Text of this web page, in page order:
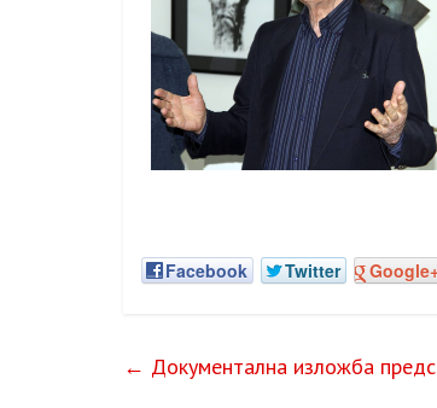
Facebook Twitter
← Документална изложба